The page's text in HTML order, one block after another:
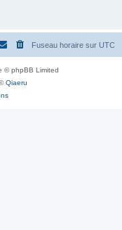
Fuseau horaire sur UTC
© phpBB Limited
Qiaeru